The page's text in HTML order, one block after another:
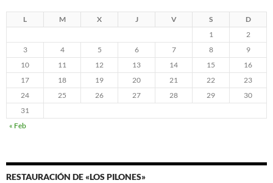
L M X J V S
D
1
2
3
4 5 6 7 8
9
10
11 12 13 14 15
16
17
18 19 20 21 22
23
24
25 26 27 28 29
30
31
« Feb
RESTAURACIÓN DE «LOS PILONES»